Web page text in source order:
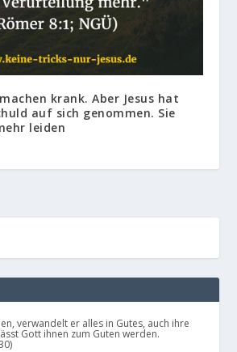
krank. Aber Jesus hat
auf sich genommen. Sie
leiden
verwandelt er alles in Gutes, auch ihre
Gott ihnen zum Guten werden.